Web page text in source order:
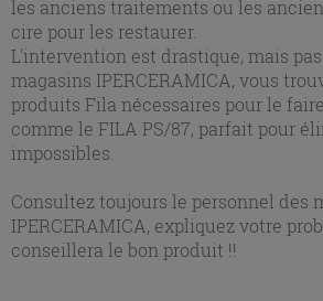
les anciens traitements ou les
cire pour les restaurer.
L'intervention est drastique, mais
magasins IPERCERAMICA, vous
produits Fila nécessaires pour le
comme le FILA PS/87, parfait pour
impossibles.
Consultez toujours le personnel des
IPERCERAMICA, expliquez votre
conseillera le bon produit !!